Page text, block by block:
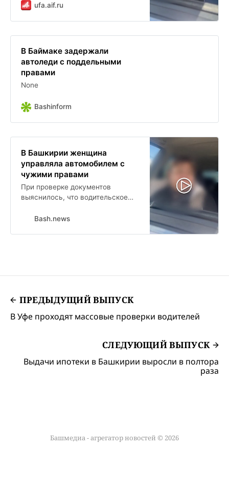
ufa.aif.ru
В Баймаке задержали
автоледи с поддельными
правами
None
Bashinform
В Башкирии женщина
управляла автомобилем с
чужими правами
При проверке документов
выяснилось, что водительское
предъявила женщина, по базе
Bash.news
ПРЕДЫДУЩИЙ ВЫПУСК
В Уфе проходят массовые проверки водителей
СЛЕДУЮЩИЙ ВЫПУСК
Выдачи ипотеки в Башкирии выросли в полтора
раза
Башмедиа - агрегатор новостей © 2026